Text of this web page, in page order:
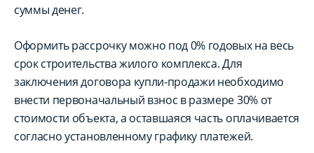
суммы денег.
Оформить рассрочку можно под 0% годовых на весь
срок строительства жилого комплекса. Для
заключения договора купли-продажи необходимо
внести первоначальный взнос в размере 30% от
стоимости объекта, а оставшаяся часть оплачивается
согласно установленному графику платежей.